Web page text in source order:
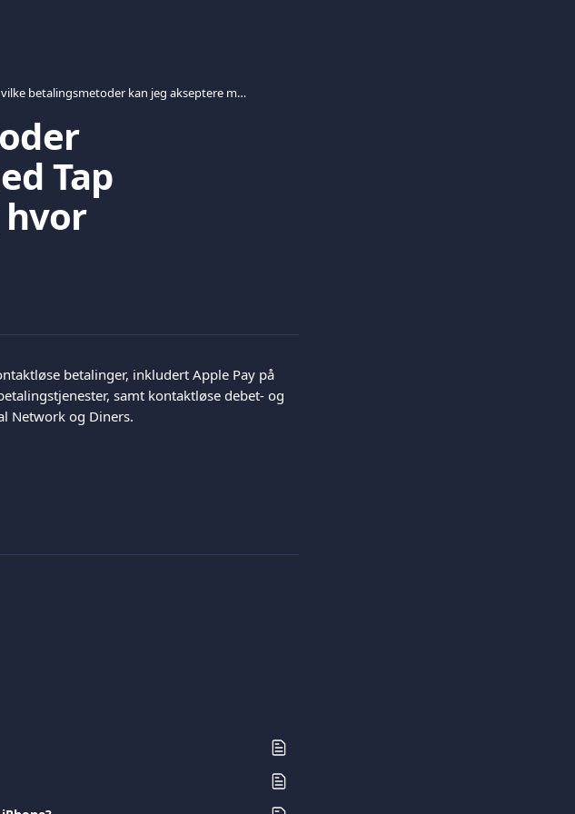
Hvilke betalingsmetoder kan jeg akseptere med Tap to Pay på iPhone, og hvor mye koster det?
Tap
hvor
betalinger, inkludert Apple Pay på
samt kontaktløse debet- og
Network og Diners.